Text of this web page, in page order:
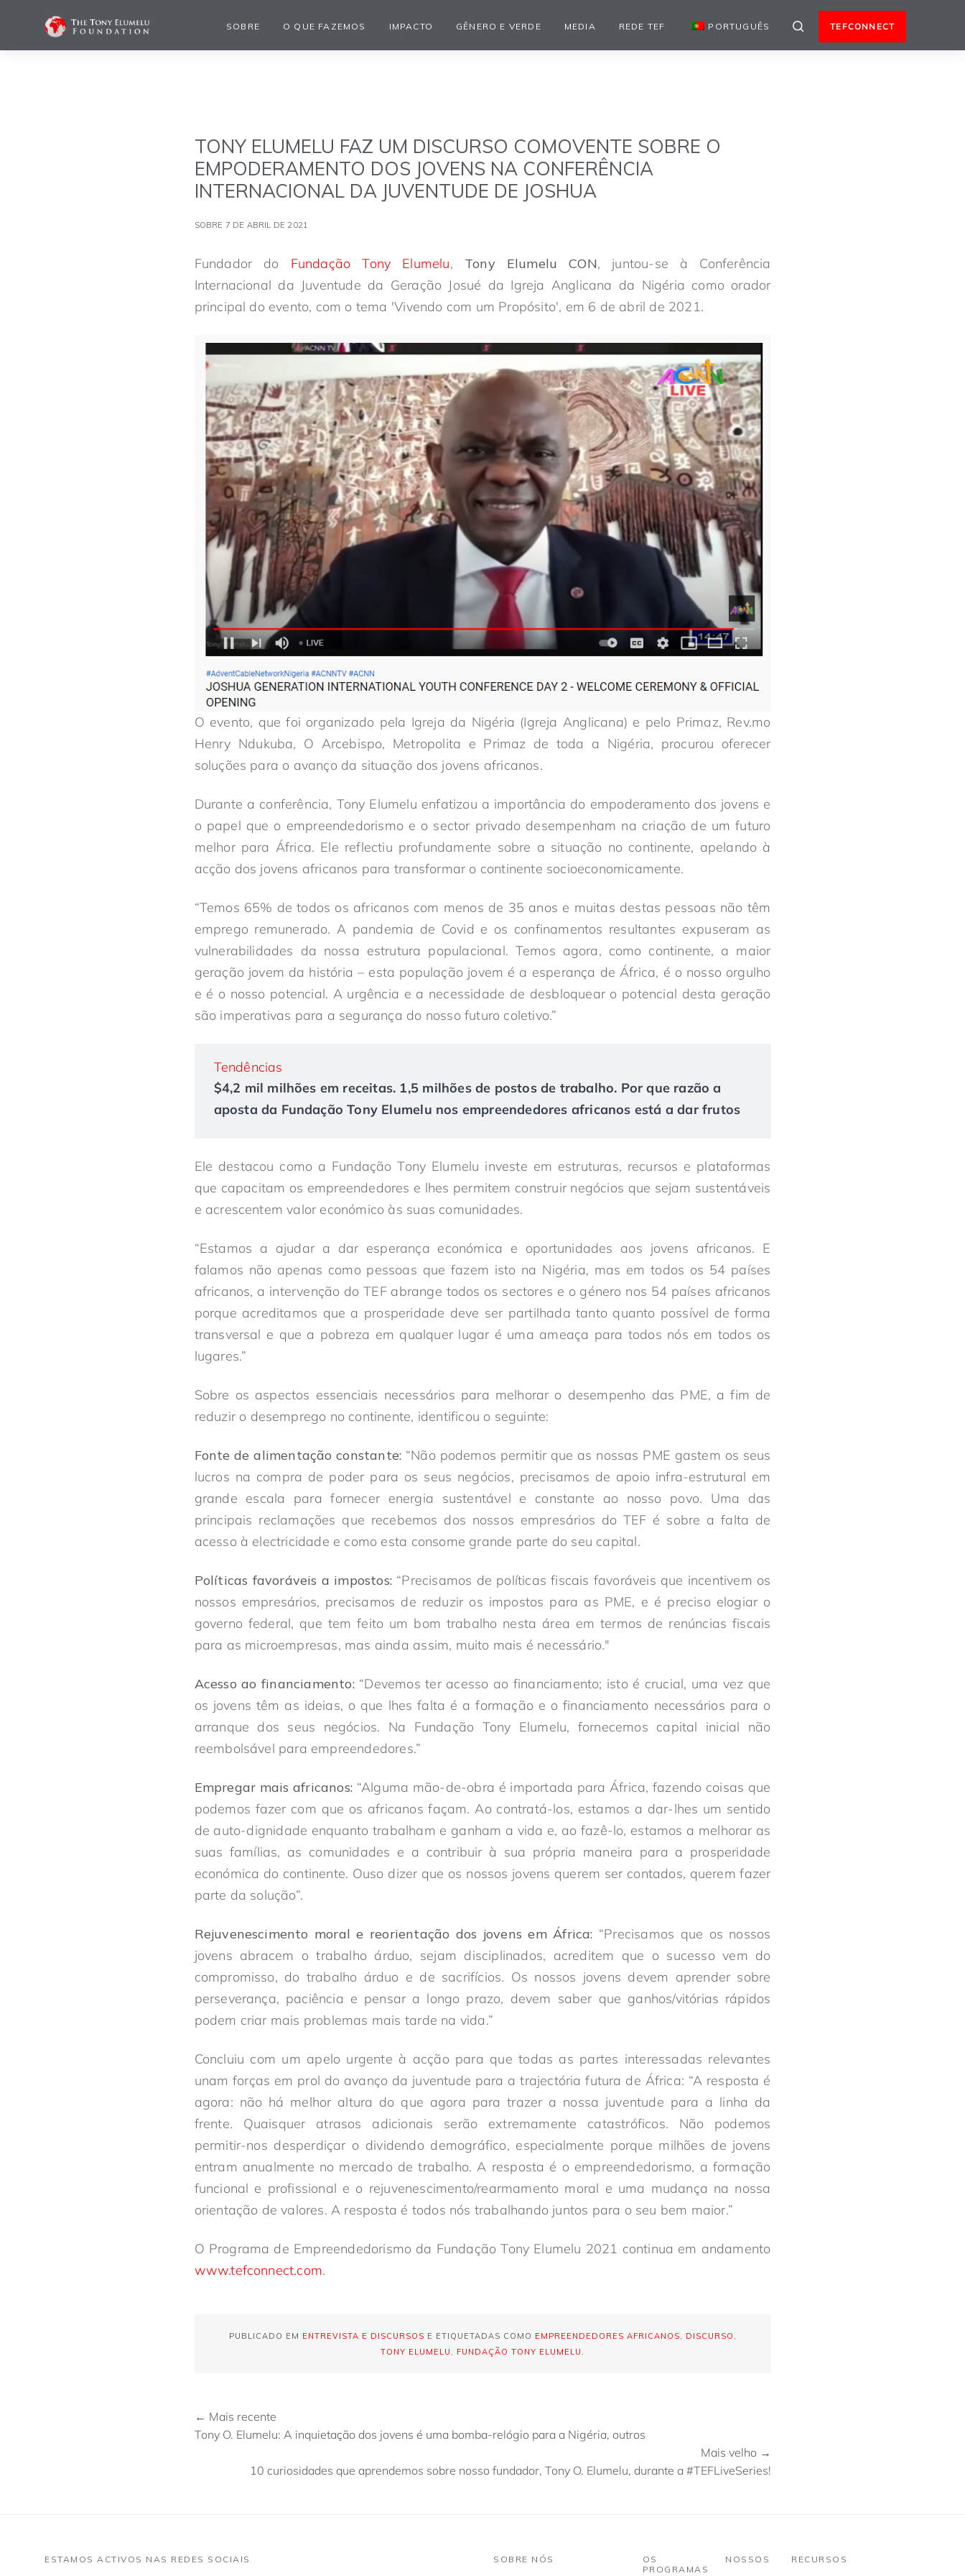
SOBRE O QUE FAZEMOS IMPACTO GÊNERO E VERDE MEDIA REDE TEF PORTUGUÊS TEFCONNECT
TONY ELUMELU FAZ UM DISCURSO COMOVENTE SOBRE O
EMPODERAMENTO DOS JOVENS NA CONFERÊNCIA
INTERNACIONAL DA JUVENTUDE DE JOSHUA
SOBRE 7 DE ABRIL DE 2021
Fundador do Fundação Tony Elumelu, Tony Elumelu CON, juntou-se à Conferência
Internacional da Juventude da Geração Josué da Igreja Anglicana da Nigéria como orador
principal do evento, com o tema 'Vivendo com um Propósito', em 6 de abril de 2021.
O evento, que foi organizado pela Igreja da Nigéria (Igreja Anglicana) e pelo Primaz, Rev.mo
Henry Ndukuba, O Arcebispo, Metropolita e Primaz de toda a Nigéria, procurou oferecer
soluções para o avanço da situação dos jovens africanos.
Durante a conferência, Tony Elumelu enfatizou a importância do empoderamento dos jovens e
o papel que o empreendedorismo e o sector privado desempenham na criação de um futuro
melhor para África. Ele reflectiu profundamente sobre a situação no continente, apelando à
acção dos jovens africanos para transformar o continente socioeconomicamente.
“Temos 65% de todos os africanos com menos de 35 anos e muitas destas pessoas não têm
emprego remunerado. A pandemia de Covid e os confinamentos resultantes expuseram as
vulnerabilidades da nossa estrutura populacional. Temos agora, como continente, a maior
geração jovem da história – esta população jovem é a esperança de África, é o nosso orgulho
e é o nosso potencial. A urgência e a necessidade de desbloquear o potencial desta geração
são imperativas para a segurança do nosso futuro coletivo.”
Tendências
$4,2 mil milhões em receitas. 1,5 milhões de postos de trabalho. Por que razão a
aposta da Fundação Tony Elumelu nos empreendedores africanos está a dar frutos
Ele destacou como a Fundação Tony Elumelu investe em estruturas, recursos e plataformas
que capacitam os empreendedores e lhes permitem construir negócios que sejam sustentáveis
e acrescentem valor económico às suas comunidades.
“Estamos a ajudar a dar esperança económica e oportunidades aos jovens africanos. E
falamos não apenas como pessoas que fazem isto na Nigéria, mas em todos os 54 países
africanos, a intervenção do TEF abrange todos os sectores e o género nos 54 países africanos
porque acreditamos que a prosperidade deve ser partilhada tanto quanto possível de forma
transversal e que a pobreza em qualquer lugar é uma ameaça para todos nós em todos os
lugares.”
Sobre os aspectos essenciais necessários para melhorar o desempenho das PME, a fim de
reduzir o desemprego no continente, identificou o seguinte:
Fonte de alimentação constante: “Não podemos permitir que as nossas PME gastem os seus
lucros na compra de poder para os seus negócios, precisamos de apoio infra-estrutural em
grande escala para fornecer energia sustentável e constante ao nosso povo. Uma das
principais reclamações que recebemos dos nossos empresários do TEF é sobre a falta de
acesso à electricidade e como esta consome grande parte do seu capital.
Políticas favoráveis a impostos:“Precisamos de políticas fiscais favoráveis que incentivem os
nossos empresários, precisamos de reduzir os impostos para as PME, e é preciso elogiar o
governo federal, que tem feito um bom trabalho nesta área em termos de renúncias fiscais
para as microempresas, mas ainda assim, muito mais é necessário."
Acesso ao financiamento:“Devemos ter acesso ao financiamento; isto é crucial, uma vez que
os jovens têm as ideias, o que lhes falta é a formação e o financiamento necessários para o
arranque dos seus negócios. Na Fundação Tony Elumelu, fornecemos capital inicial não
reembolsável para empreendedores.”
Empregar mais africanos: “Alguma mão-de-obra é importada para África, fazendo coisas que
podemos fazer com que os africanos façam. Ao contratá-los, estamos a dar-lhes um sentido
de auto-dignidade enquanto trabalham e ganham a vida e, ao fazê-lo, estamos a melhorar as
suas famílias, as comunidades e a contribuir à sua própria maneira para a prosperidade
económica do continente. Ouso dizer que os nossos jovens querem ser contados, querem fazer
parte da solução”.
Rejuvenescimento moral e reorientação dos jovens em África: “Precisamos que os nossos
jovens abracem o trabalho árduo, sejam disciplinados, acreditem que o sucesso vem do
compromisso, do trabalho árduo e de sacrifícios. Os nossos jovens devem aprender sobre
perseverança, paciência e pensar a longo prazo, devem saber que ganhos/vitórias rápidos
podem criar mais problemas mais tarde na vida.”
Concluiu com um apelo urgente à acção para que todas as partes interessadas relevantes
unam forças em prol do avanço da juventude para a trajectória futura de África: “A resposta é
agora: não há melhor altura do que agora para trazer a nossa juventude para a linha da
frente. Quaisquer atrasos adicionais serão extremamente catastróficos. Não podemos
permitir-nos desperdiçar o dividendo demográfico, especialmente porque milhões de jovens
entram anualmente no mercado de trabalho. A resposta é o empreendedorismo, a formação
funcional e profissional e o rejuvenescimento/rearmamento moral e uma mudança na nossa
orientação de valores. A resposta é todos nós trabalhando juntos para o seu bem maior.”
O Programa de Empreendedorismo da Fundação Tony Elumelu 2021 continua em andamento
www.tefconnect.com.
PUBLICADO EM ENTREVISTA E DISCURSOS E ETIQUETADAS COMO EMPREENDEDORES AFRICANOS, DISCURSO ,
TONY ELUMELU , FUNDAÇÃO TONY ELUMELU .
← Mais recente
Tony O. Elumelu: A inquietação dos jovens é uma bomba-relógio para a Nigéria, outros
Mais velho →
10 curiosidades que aprendemos sobre nosso fundador, Tony O. Elumelu, durante a #TEFLiveSeries!
ESTAMOS ACTIVOS NAS REDES SOCIAIS SOBRE NÓS
OS NOSSOS
PROGRAMAS
RECURSOS